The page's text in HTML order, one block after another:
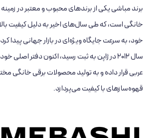
برند مباشی یکی از برندهای محبوب و معتبر در
خانگی است، که طی سال‌های اخیر به دلیل کیفیت
خود، به ‌سرعت جایگاه ویژه‌ای در بازار جهانی پیدا
سال ۲۰۱۲ در ژاپن به ثبت رسید، اکنون دفتر اصلی
عربی قرار داده و به تولید محصولات برقی خانگی
قهوه‌سازهای با کیفیت می‌پردازد.